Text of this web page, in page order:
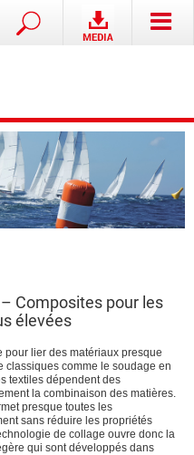
Composites pour les
élevées
lier des matériaux presque
classiques comme le soudage en
textiles dépendent des
la combinaison des matières.
presque toutes les
sans réduire les propriétés
de collage ouvre donc la
qui sont développés dans